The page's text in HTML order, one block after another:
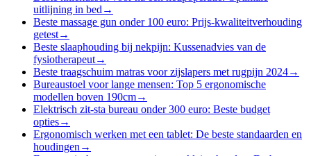
uitlijning in bed →
Beste massage gun onder 100 euro: Prijs-kwaliteitverhouding
getest→
Beste slaaphouding bij nekpijn: Kussenadvies van de
fysiotherapeut→
Beste traagschuim matras voor zijslapers met rugpijn 2024→
Bureaustoel voor lange mensen: Top 5 ergonomische
modellen boven 190cm→
Elektrisch zit-sta bureau onder 300 euro: Beste budget
opties→
Ergonomisch werken met een tablet: De beste standaarden en
houdingen →